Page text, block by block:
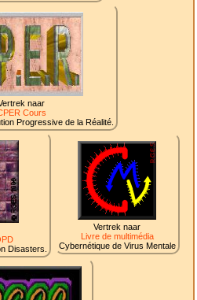
naar
Cours
Progressive de la Réalité.
Disasters.
Vertrek naar
Livre de multimédia
Cybernétique de Virus Mentale